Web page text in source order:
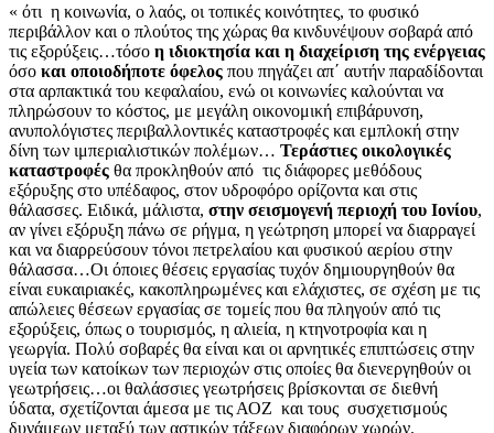
« ότι η κοινωνία, ο λαός, οι τοπικές κοινότητες, το φυσικό
περιβάλλον και ο πλούτος της χώρας θα κινδυνέψουν σοβαρά από
τις εξορύξεις…τόσο η ιδιοκτησία και η διαχείριση της ενέργειας
όσο και οποιοδήποτε όφελος που πηγάζει απ΄ αυτήν παραδίδονται
στα αρπακτικά του κεφαλαίου, ενώ οι κοινωνίες καλούνται να
πληρώσουν το κόστος, με μεγάλη οικονομική επιβάρυνση,
ανυπολόγιστες περιβαλλοντικές καταστροφές και εμπλοκή στην
δίνη των ιμπεριαλιστικών πολέμων… Τεράστιες οικολογικές
καταστροφές θα προκληθούν από τις διάφορες μεθόδους
εξόρυξης στο υπέδαφος, στον υδροφόρο ορίζοντα και στις
θάλασσες. Ειδικά, μάλιστα, στην σεισμογενή περιοχή του Ιονίου,
αν γίνει εξόρυξη πάνω σε ρήγμα, η γεώτρηση μπορεί να διαρραγεί
και να διαρρεύσουν τόνοι πετρελαίου και φυσικού αερίου στην
θάλασσα…Οι όποιες θέσεις εργασίας τυχόν δημιουργηθούν θα
είναι ευκαιριακές, κακοπληρωμένες και ελάχιστες, σε σχέση με τις
απώλειες θέσεων εργασίας σε τομείς που θα πληγούν από τις
εξορύξεις, όπως ο τουρισμός, η αλιεία, η κτηνοτροφία και η
γεωργία. Πολύ σοβαρές θα είναι και οι αρνητικές επιπτώσεις στην
υγεία των κατοίκων των περιοχών στις οποίες θα διενεργηθούν οι
γεωτρήσεις…οι θαλάσσιες γεωτρήσεις βρίσκονται σε διεθνή
ύδατα, σχετίζονται άμεσα με τις ΑΟΖ και τους συσχετισμούς
δυνάμεων μεταξύ των αστικών τάξεων διαφόρων χωρών.